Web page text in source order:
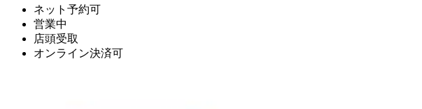
ネット予約可
営業中
店頭受取
オンライン決済可